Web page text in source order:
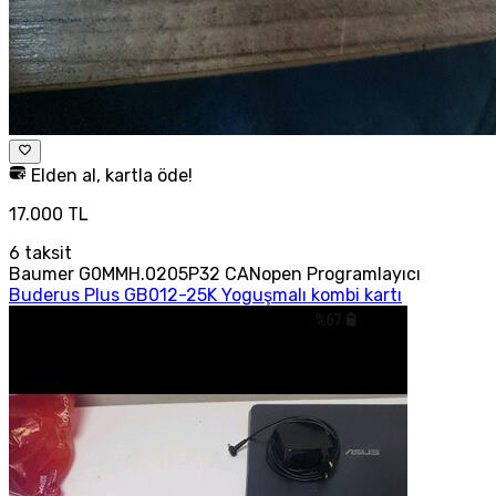
Elden al, kartla öde!
17.000 TL
6 taksit
Baumer G0MMH.0205P32 CANopen Programlayıcı
Buderus Plus GB012-25K Yoguşmalı kombi kartı